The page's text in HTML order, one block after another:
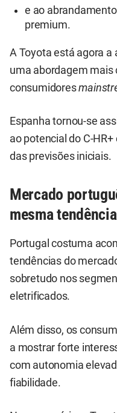
e ao
premium.
A Toyota está agora a
uma abordagem mais
consumidores
Espanha tornou-se
ao potencial do C-
das previsões iniciais.
Mercado
mesma tendência
Portugal costuma
tendências do
sobretudo nos
eletrificados.
Além disso, os
a mostrar forte
com autonomia
fiabilidade.